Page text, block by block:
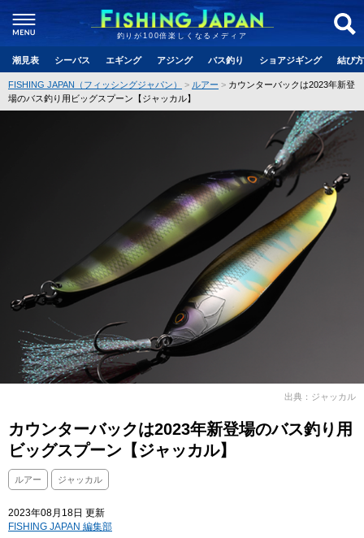
釣りが100倍楽しくなるメディア
潮見表 シーバス エギング アジング バス釣り ショアジギング 結び
FISHING JAPAN（フィッシングジャパン） ルアー
カウンターバックは2023年新登
場のバス釣り用ビッグスプーン【ジャッカル】
出典：ジャッカル
カウンターバックは2023年新登場のバス釣り用
ビッグスプーン【ジャッカル】
ルアー ジャッカル
2023年08月18日 更新
FISHING JAPAN 編集部